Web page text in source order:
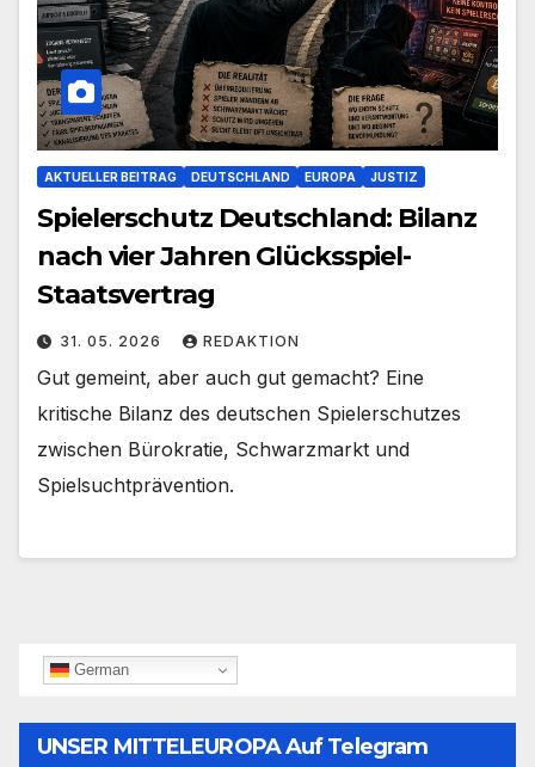
AKTUELLER BEITRAG DEUTSCHLAND EUROPA JUSTIZ
Spielerschutz Deutschland: Bilanz
nach vier Jahren Glücksspiel-
Staatsvertrag
31. 05. 2026 REDAKTION
Gut gemeint, aber auch gut gemacht? Eine
kritische Bilanz des deutschen Spielerschutzes
zwischen Bürokratie, Schwarzmarkt und
Spielsuchtprävention.
German
UNSER MITTELEUROPA Auf Telegram